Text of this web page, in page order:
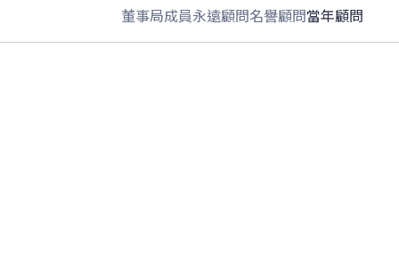
董事局成員永遠顧問名譽顧問當年顧問